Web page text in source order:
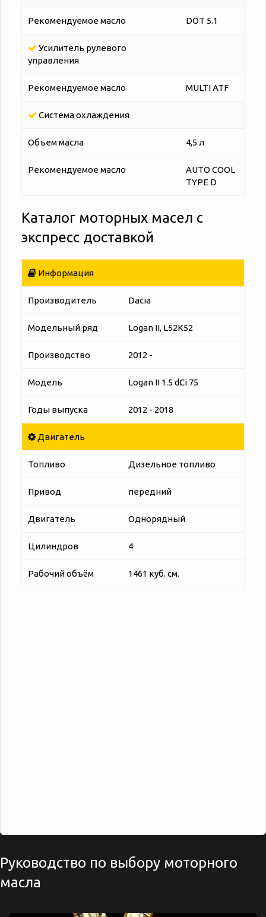
Рекомендуемое масло DOT 5.1
Усилитель рулевого
управления
Рекомендуемое масло MULTI ATF
Система охлаждения
Объем масла 4,5 л
Рекомендуемое масло
AUTO COOL
TYPE D
Каталог моторных масел с
экспресс доставкой
Информация
Производитель Dacia
Модельный ряд Logan II, L52K52
Производство 2012 -
Модель Logan II 1.5 dCi 75
Годы выпуска 2012 - 2018
Двигатель
Топливо Дизельное топливо
Привод передний
Двигатель Однорядный
Цилиндров 4
Рабочий объём 1461 куб. см.
Руководство по выбору моторного
масла